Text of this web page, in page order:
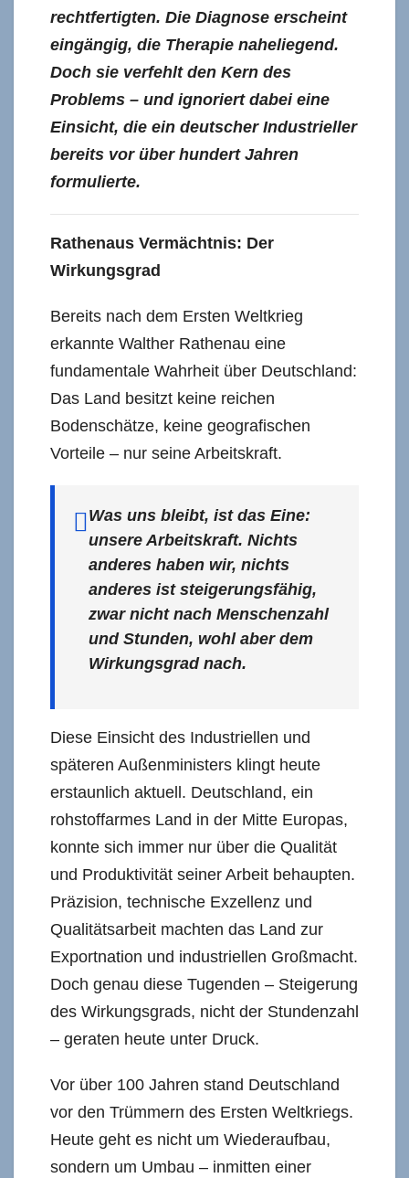
rechtfertigten. Die Diagnose erscheint
eingängig, die Therapie naheliegend.
Doch sie verfehlt den Kern des
Problems – und ignoriert dabei eine
Einsicht, die ein deutscher Industrieller
bereits vor über hundert Jahren
formulierte.
Rathenaus Vermächtnis: Der
Wirkungsgrad
Bereits nach dem Ersten Weltkrieg
erkannte Walther Rathenau eine
fundamentale Wahrheit über Deutschland:
Das Land besitzt keine reichen
Bodenschätze, keine geografischen
Vorteile – nur seine Arbeitskraft.
Was uns bleibt, ist das Eine:
unsere Arbeitskraft. Nichts
anderes haben wir, nichts
anderes ist steigerungsfähig,
zwar nicht nach Menschenzahl
und Stunden, wohl aber dem
Wirkungsgrad nach.
Diese Einsicht des Industriellen und
späteren Außenministers klingt heute
erstaunlich aktuell. Deutschland, ein
rohstoffarmes Land in der Mitte Europas,
konnte sich immer nur über die Qualität
und Produktivität seiner Arbeit behaupten.
Präzision, technische Exzellenz und
Qualitätsarbeit machten das Land zur
Exportnation und industriellen Großmacht.
Doch genau diese Tugenden – Steigerung
des Wirkungsgrads, nicht der Stundenzahl
– geraten heute unter Druck.
Vor über 100 Jahren stand Deutschland
vor den Trümmern des Ersten Weltkriegs.
Heute geht es nicht um Wiederaufbau,
sondern um Umbau – inmitten einer